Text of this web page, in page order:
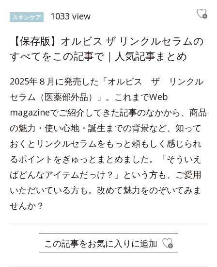
スキンケア 1033 view
【保存版】オルビス ザ リンクルセラムの
すべてをこの記事で｜人気記事まとめ
2025年８月に発売した「オルビス ザ リンクル
セラム（医薬部外品）」。これまでWeb
magazineでご紹介してきた記事のなかから、商品
の魅力・使い心地・誕生までの背景など、知って
おくとリンクルセラムをもっと頼もしく感じられ
るポイントをぎゅっとまとめました。「そういえ
ばどんなアイテムだっけ？」という方も、ご愛用
いただいている方も。改めて魅力をのぞいてみま
せんか？
この記事をお気に入りに追加